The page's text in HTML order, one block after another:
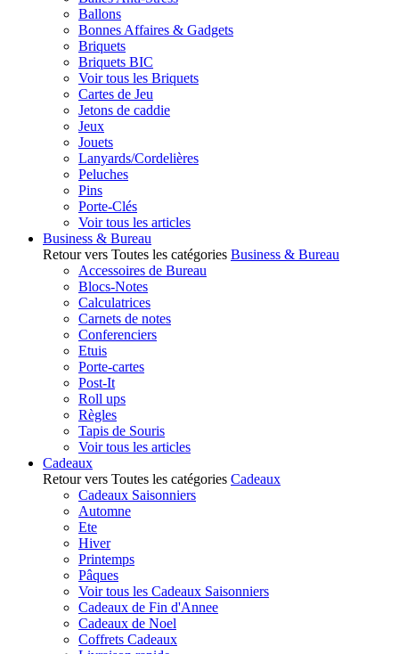
Ballons
Bonnes Affaires & Gadgets
Briquets
Briquets BIC
Voir tous les Briquets
Cartes de Jeu
Jetons de caddie
Jeux
Jouets
Lanyards/Cordelières
Peluches
Pins
Porte-Clés
Voir tous les articles
Business & Bureau
Retour vers Toutes les catégories Business & Bureau
Accessoires de Bureau
Blocs-Notes
Calculatrices
Carnets de notes
Conferenciers
Etuis
Porte-cartes
Post-It
Roll ups
Règles
Tapis de Souris
Voir tous les articles
Cadeaux
Retour vers Toutes les catégories Cadeaux
Cadeaux Saisonniers
Automne
Ete
Hiver
Printemps
Pâques
Voir tous les Cadeaux Saisonniers
Cadeaux de Fin d'Annee
Cadeaux de Noel
Coffrets Cadeaux